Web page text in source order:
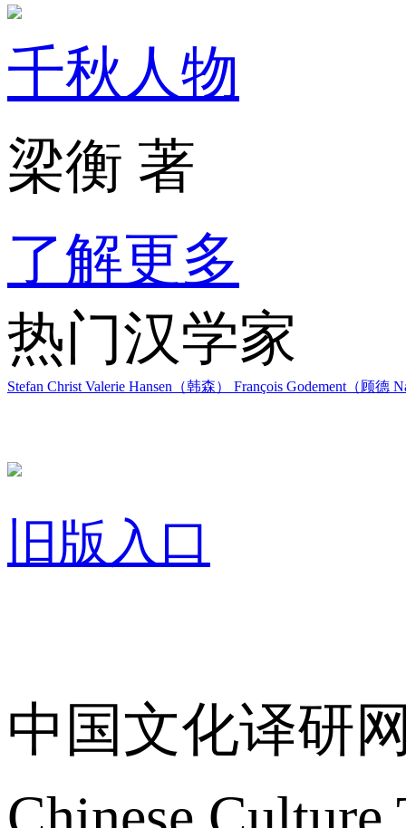
千秋人物
梁衡 著
了解更多
热门汉学家
Stefan Christ Valerie Hansen（韩森） François Godement（顾德
旧版入口
中国文化译研